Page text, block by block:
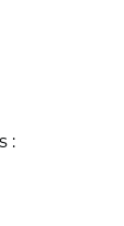
: